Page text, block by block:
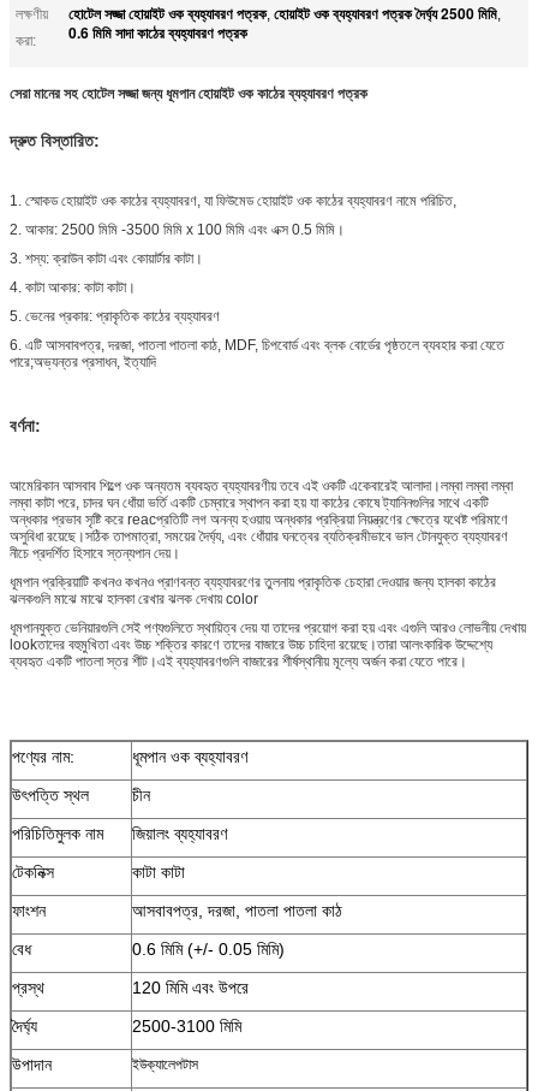
লক্ষণীয়
করা:
হোটেল সজ্জা হোয়াইট ওক ব্যহ্যাবরণ পত্রক, হোয়াইট ওক ব্যহ্যাবরণ পত্রক দৈর্ঘ্য 2500 মিমি,
0.6 মিমি সাদা কাঠের ব্যহ্যাবরণ পত্রক
সেরা মানের সহ হোটেল সজ্জা জন্য ধূমপান হোয়াইট ওক কাঠের ব্যহ্যাবরণ পত্রক
দ্রুত বিস্তারিত:
1. স্মোকড হোয়াইট ওক কাঠের ব্যহ্যাবরণ, যা ফিউমেড হোয়াইট ওক কাঠের ব্যহ্যাবরণ নামে পরিচিত,
2. আকার: 2500 মিমি -3500 মিমি x 100 মিমি এবং এক্স 0.5 মিমি।
3. শস্য: ক্রাউন কাটা এবং কোয়ার্টার কাটা।
4. কাটা আকার: কাটা কাটা।
5. ভেনের প্রকার: প্রাকৃতিক কাঠের ব্যহ্যাবরণ
6. এটি আসবাবপত্র, দরজা, পাতলা পাতলা কাঠ, MDF, চিপবোর্ড এবং ব্লক বোর্ডের পৃষ্ঠতলে ব্যবহার করা যেতে
পারে;অভ্যন্তর প্রসাধন, ইত্যাদি
বর্ণনা:
আমেরিকান আসবাব শিল্পে ওক অন্যতম ব্যবহৃত ব্যহ্যাবরণীয় তবে এই ওকটি একেবারেই আলাদা।লম্বা লম্বা লম্বা
লম্বা কাটা পরে, চাদর ঘন ধোঁয়া ভর্তি একটি চেম্বারে স্থাপন করা হয় যা কাঠের কোষে ট্যানিনগুলির সাথে একটি
অন্ধকার প্রভাব সৃষ্টি করে reacপ্রতিটি লগ অনন্য হওয়ায় অন্ধকার প্রক্রিয়া নিয়ন্ত্রণের ক্ষেত্রে যথেষ্ট পরিমাণে
অসুবিধা রয়েছে।সঠিক তাপমাত্রা, সময়ের দৈর্ঘ্য, এবং ধোঁয়ার ঘনত্বের ব্যতিক্রমীভাবে ভাল টোনযুক্ত ব্যহ্যাবরণ
নীচে প্রদর্শিত হিসাবে স্তন্যপান দেয়।
ধূমপান প্রক্রিয়াটি কখনও কখনও প্রাণবন্ত ব্যহ্যাবরণের তুলনায় প্রাকৃতিক চেহারা দেওয়ার জন্য হালকা কাঠের
ঝলকগুলি মাঝে মাঝে হালকা রেখার ঝলক দেখায় color
ধূমপানযুক্ত ভেনিয়ারগুলি সেই পণ্যগুলিতে স্থায়িত্ব দেয় যা তাদের প্রয়োগ করা হয় এবং এগুলি আরও লোভনীয় দেখায়
lookতাদের বহুমুখিতা এবং উচ্চ শক্তির কারণে তাদের বাজারে উচ্চ চাহিদা রয়েছে।তারা আলংকারিক উদ্দেশ্যে
ব্যবহৃত একটি পাতলা স্তর শীট।এই ব্যহ্যাবরণগুলি বাজারের শীর্ষস্থানীয় মূল্যে অর্জন করা যেতে পারে।
পণ্যের নাম:
ধূমপান ওক ব্যহ্যাবরণ
উৎপত্তি স্থল
চীন
পরিচিতিমুলক নাম
জিয়ালং ব্যহ্যাবরণ
টেকনিক্স
কাটা কাটা
ফাংশন
আসবাবপত্র, দরজা, পাতলা পাতলা কাঠ
বেধ
0.6 মিমি (+/- 0.05 মিমি)
প্রস্থ
120 মিমি এবং উপরে
দৈর্ঘ্য
2500-3100 মিমি
উপাদান
ইউক্যালেপটাস